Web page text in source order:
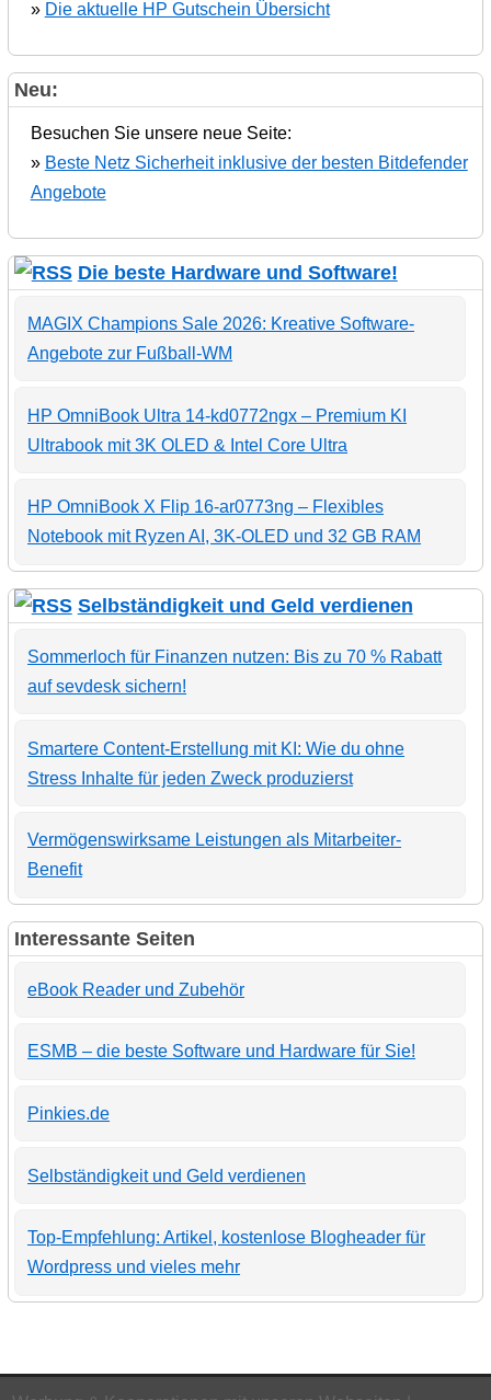
» Die aktuelle HP Gutschein Übersicht
Neu:
Besuchen Sie unsere neue Seite:
» Beste Netz Sicherheit inklusive der besten Bitdefender
Angebote
Die beste Hardware und Software!
MAGIX Champions Sale 2026: Kreative Software-
Angebote zur Fußball-WM
HP OmniBook Ultra 14-kd0772ngx – Premium KI
Ultrabook mit 3K OLED & Intel Core Ultra
HP OmniBook X Flip 16-ar0773ng – Flexibles
Notebook mit Ryzen AI, 3K-OLED und 32 GB RAM
Selbständigkeit und Geld verdienen
Sommerloch für Finanzen nutzen: Bis zu 70 % Rabatt
auf sevdesk sichern!
Smartere Content-Erstellung mit KI: Wie du ohne
Stress Inhalte für jeden Zweck produzierst
Vermögenswirksame Leistungen als Mitarbeiter-
Benefit
Interessante Seiten
eBook Reader und Zubehör
ESMB – die beste Software und Hardware für Sie!
Pinkies.de
Selbständigkeit und Geld verdienen
Top-Empfehlung: Artikel, kostenlose Blogheader für
Wordpress und vieles mehr